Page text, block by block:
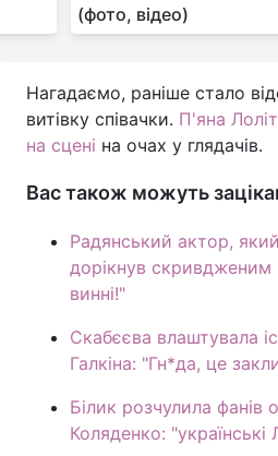
(фото, відео)
Нагадаємо, раніше стало
витівку співачки. П'яна
на сцені на очах у глядачів.
Вас також можуть
Радянський актор,
дорікнув скривдженим
винні!"
Скабєєва влаштувала
Галкіна: "Гн*да, це
Білик розчулила фанів
Коляденко: